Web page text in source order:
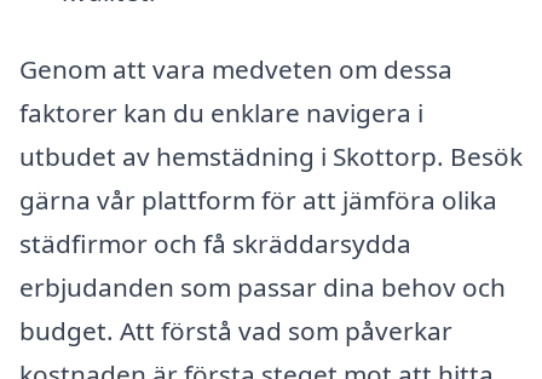
Genom att vara medveten om dessa
faktorer kan du enklare navigera i
utbudet av hemstädning i Skottorp. Besök
gärna vår plattform för att jämföra olika
städfirmor och få skräddarsydda
erbjudanden som passar dina behov och
budget. Att förstå vad som påverkar